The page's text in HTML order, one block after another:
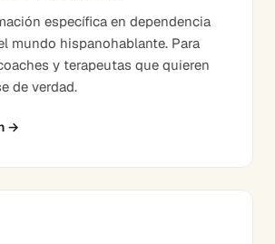
específica en dependencia
mundo hispanohablante. Para
y terapeutas que quieren
de verdad.
→